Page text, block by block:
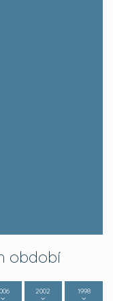
období
2002
1998